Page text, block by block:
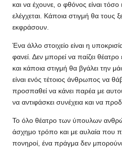
και να έχουνε, ο φθόνος είναι
ελέγχεται. Κάποια στιγμή θα τους
εκφράσουν.
Ένα άλλο στοιχείο είναι η
φανεί. Δεν μπορεί να παίζει
και κάποια στιγμή θα βγάλει την
είναι ενός τέτοιος άνθρωπος να
προσπαθεί να κάνει παρέα με
να αντιφάσκει συνέχεια και να
Το όλο θέατρο των ύπουλων
άσχημο τρόπο και με αυλαία που
πονηροί, ένα πράγμα δεν